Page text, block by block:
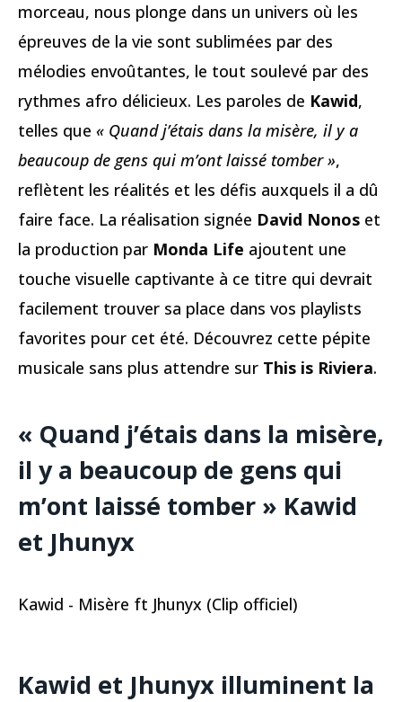
morceau, nous plonge dans un univers où les
épreuves de la vie sont sublimées par des
mélodies envoûtantes, le tout soulevé par des
rythmes afro délicieux. Les paroles de Kawid,
telles que « Quand j’étais dans la misère, il y a
beaucoup de gens qui m’ont laissé tomber »,
reflètent les réalités et les défis auxquels il a dû
faire face. La réalisation signée David Nonos et
la production par Monda Life ajoutent une
touche visuelle captivante à ce titre qui devrait
facilement trouver sa place dans vos playlists
favorites pour cet été. Découvrez cette pépite
musicale sans plus attendre sur This is Riviera.
« Quand j’étais dans la misère,
il y a beaucoup de gens qui
m’ont laissé tomber » Kawid
et Jhunyx
Kawid - Misère ft Jhunyx (Clip officiel)
Kawid et Jhunyx illuminent la